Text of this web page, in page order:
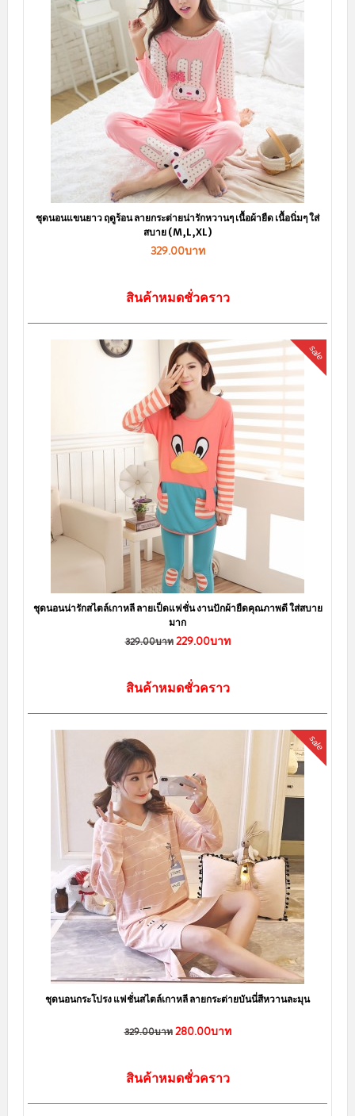
ชุดนอนแขนยาว ฤดูร้อน ลายกระต่ายน่ารักหวานๆ เนื้อผ้ายืด เนื้อนิ่มๆ ใส่
สบาย (M,L,XL)
329.00บาท
สินค้าหมดชั่วคราว
sale
ชุดนอนน่ารักสไตล์เกาหลี ลายเป็ดแฟชั่น งานปักผ้ายืดคุณภาพดี ใส่สบาย
มาก
329.00บาท 229.00บาท
สินค้าหมดชั่วคราว
sale
ชุดนอนกระโปรง แฟชั่นสไตล์เกาหลี ลายกระต่ายบันนี่สีหวานละมุน
329.00บาท 280.00บาท
สินค้าหมดชั่วคราว